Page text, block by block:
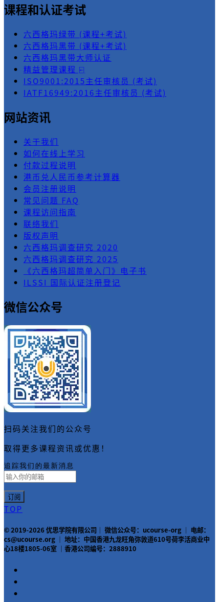
课程和认证考试
六西格玛绿带 (课程+考试)
六西格玛黑带 (课程+考试)
六西格玛黑带大师认证
精益管理课程 ⍇
ISO9001:2015主任审核员 (考试)
IATF16949:2016主任审核员 (考试)
网站资讯
关于我们
如何在线上学习
付款过程说明
港币兑人民币参考计算器
会员注册说明
常见问题 FAQ
课程访问指南
联络我们
版权声明
六西格玛调查研究 2020
六西格玛调查研究 2025
《六西格玛超简单入门》电子书
ILSSI 国际认证注册登记
微信公众号
扫码关注我们的公众号
取得更多课程资讯或优惠！
追踪我们的最新消息
TOP
© 2019-2026 优思学院有限公司｜ 微信公众号：ucourse-org ｜ 电邮：
cs@ucourse.org ｜ 地址：中国香港九龙旺角弥敦道610号荷李活商业中
心18楼1805-06室 ｜香港公司编号：2888910